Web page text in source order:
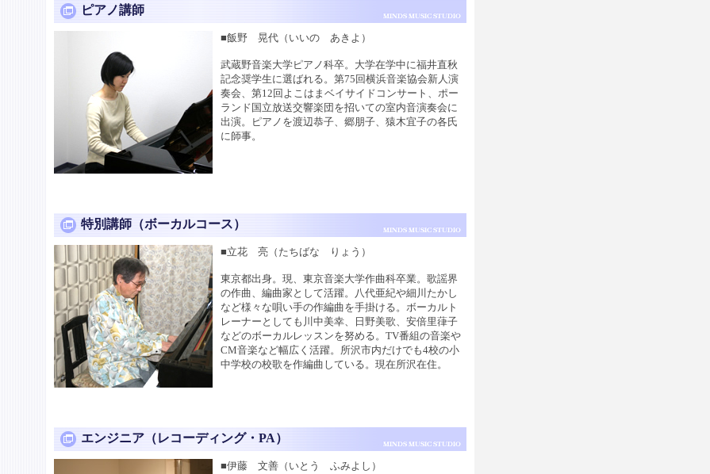
ピアノ講師
■飯野 晃代（いいの あきよ）
武蔵野音楽大学ピアノ科卒。大学在学中に福井直秋
記念奨学生に選ばれる。第75回横浜音楽協会新人演
奏会、第12回よこはまベイサイドコンサート、ポー
ランド国立放送交響楽団を招いての室内音演奏会に
出演。ピアノを渡辺恭子、郷朋子、猿木宜子の各氏
に師事。
特別講師（ボーカルコース）
■立花 亮（たちばな りょう）
東京都出身。現、東京音楽大学作曲科卒業。歌謡界
の作曲、編曲家として活躍。八代亜紀や細川たかし
など様々な唄い手の作編曲を手掛ける。ボーカルト
レーナーとしても川中美幸、日野美歌、安倍里葎子
などのボーカルレッスンを努める。TV番組の音楽や
CM音楽など幅広く活躍。所沢市内だけでも4校の小
中学校の校歌を作編曲している。現在所沢在住。
エンジニア（レコーディング・PA）
■伊藤 文善（いとう ふみよし）